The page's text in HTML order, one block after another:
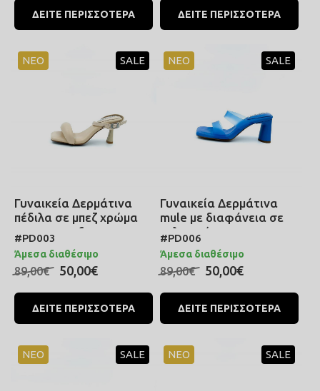
ΔΕΙΤΕ ΠΕΡΙΣΣΟΤΕΡΑ ΔΕΙΤΕ ΠΕΡΙΣΣΟΤΕΡΑ
ΝΕΟ SALE
Γυναικεία Δερμάτινα
πέδιλα σε μπεζ χρώμα
με memory foam
ανατομικά
#PD003
Άμεσα διαθέσιμο
89,00€ 50,00€
ΔΕΙΤΕ ΠΕΡΙΣΣΟΤΕΡΑ
ΝΕΟ SALE
Γυναικεία Δερμάτινα
mule με διαφάνεια σε
μπλε χρώμα με memory
foam ανατομικά και
ιδιαίτερο τακούνι
#PD006
Άμεσα διαθέσιμο
89,00€ 50,00€
ΔΕΙΤΕ ΠΕΡΙΣΣΟΤΕΡΑ
ΝΕΟ SALE ΝΕΟ SALE